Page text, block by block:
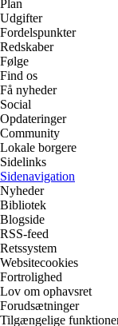
Plan
Udgifter
Fordelspunkter
Redskaber
Følge
Find os
Få nyheder
Social
Opdateringer
Community
Lokale borgere
Sidelinks
Sidenavigation
Nyheder
Bibliotek
Blogside
RSS-feed
Retssystem
Websitecookies
Fortrolighed
Lov om ophavsret
Forudsætninger
Tilgængelige